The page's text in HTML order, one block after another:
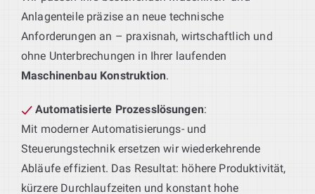
Anlagenteile präzise an neue technische
Anforderungen an – praxisnah, wirtschaftlich und
ohne Unterbrechungen in Ihrer laufenden
Maschinenbau Konstruktion.
Automatisierte Prozesslösungen:
Mit moderner Automatisierungs- und
Steuerungstechnik ersetzen wir wiederkehrende
Abläufe effizient. Das Resultat: höhere Produktivität,
kürzere Durchlaufzeiten und konstant hohe